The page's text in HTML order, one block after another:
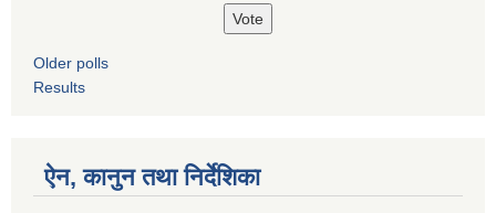
Older polls
Results
ऐन, कानुन तथा निर्देशिका